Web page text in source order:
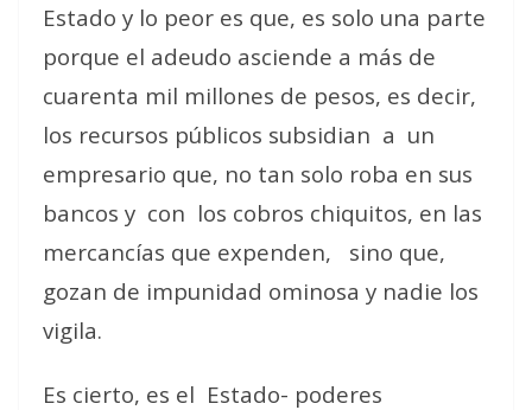
Estado y lo peor es que, es solo una parte
porque el adeudo asciende a más de
cuarenta mil millones de pesos, es decir,
los recursos públicos subsidian a un
empresario que, no tan solo roba en sus
bancos y con los cobros chiquitos, en las
mercancías que expenden,
sino que,
gozan de impunidad ominosa y nadie los
vigila.
Es cierto, es el Estado- poderes